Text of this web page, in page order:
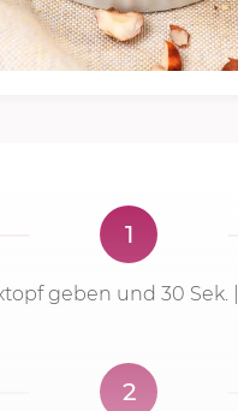
1
geben und 30 Sek.
2